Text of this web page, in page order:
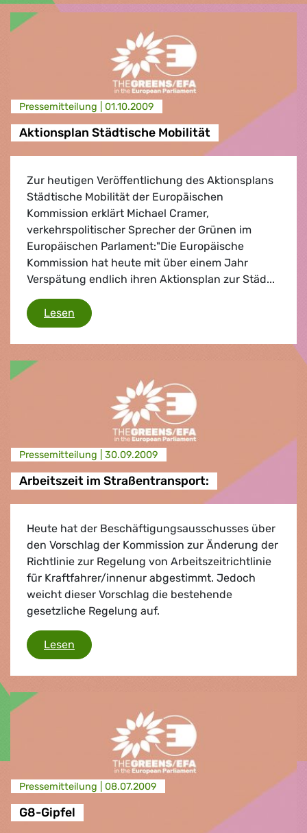
Presse­mitteilung | 01.10.2009
Aktionsplan Städtische Mobilität
Zur heutigen Veröffentlichung des Aktionsplans
Städtische Mobilität der Europäischen
Kommission erklärt Michael Cramer,
verkehrspolitischer Sprecher der Grünen im
Europäischen Parlament:"Die Europäische
Kommission hat heute mit über einem Jahr
Verspätung endlich ihren Aktionsplan zur Städ...
Lesen Aktionsplan Städtische Mobilität
Presse­mitteilung | 30.09.2009
Arbeitszeit im Straßentransport:
Heute hat der Beschäftigungsausschusses über
den Vorschlag der Kommission zur Änderung der
Richtlinie zur Regelung von Arbeitszeitrichtlinie
für Kraftfahrer/innenur abgestimmt. Jedoch
weicht dieser Vorschlag die bestehende
gesetzliche Regelung auf.
Lesen Arbeitszeit im Straßentransport:
Presse­mitteilung | 08.07.2009
G8-Gipfel